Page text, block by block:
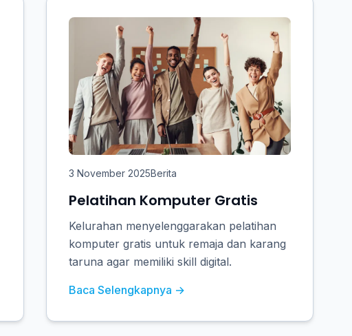
3 November 2025Berita
Pelatihan Komputer Gratis
Kelurahan menyelenggarakan pelatihan
komputer gratis untuk remaja dan karang
taruna agar memiliki skill digital.
Baca Selengkapnya →